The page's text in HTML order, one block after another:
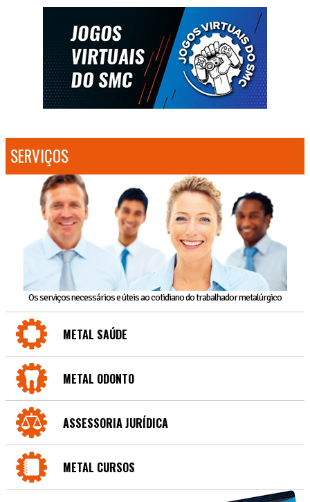
SERVIÇOS
Os serviços necessários e úteis ao cotidiano do trabalhador metalúrgico
METAL SAÚDE
METAL ODONTO
ASSESSORIA JURÍDICA
METAL CURSOS